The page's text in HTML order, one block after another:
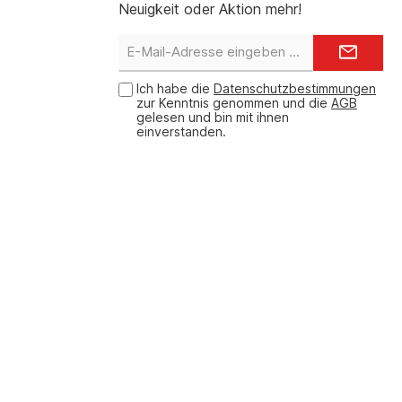
Neuigkeit oder Aktion mehr!
Mail-
Adresse*
Ich habe die Datenschutzbestimmungen
zur Kenntnis genommen und die AGB
gelesen und bin mit ihnen
einverstanden.